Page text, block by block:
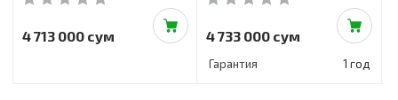
4 713 000 сум 4 733 000 сум
Гарантия 1 год